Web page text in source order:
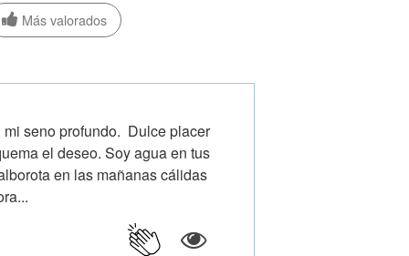
Más valorados
seno profundo. Dulce placer
el deseo. Soy agua en tus
en las mañanas cálidas